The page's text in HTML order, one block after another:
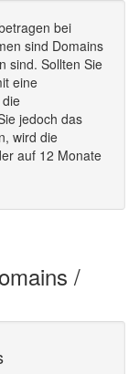
bei
sind Domains
sind. Sollten Sie
eine
jedoch das
wird die
auf 12 Monate
/